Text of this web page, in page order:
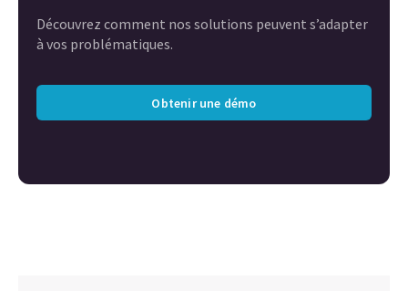
Découvrez comment nos solutions peuvent s’adapter
à vos problématiques.
Obtenir une démo